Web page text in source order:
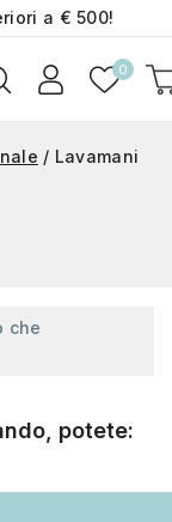
a € 500!
0
/ Lavamani
che
potete: